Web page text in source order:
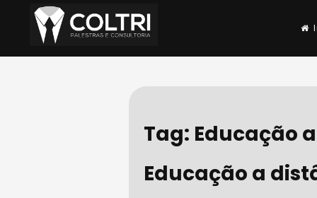
Coltri | Palestras e
Nossa especialidade é resolver
Tag: Educação
Educação a